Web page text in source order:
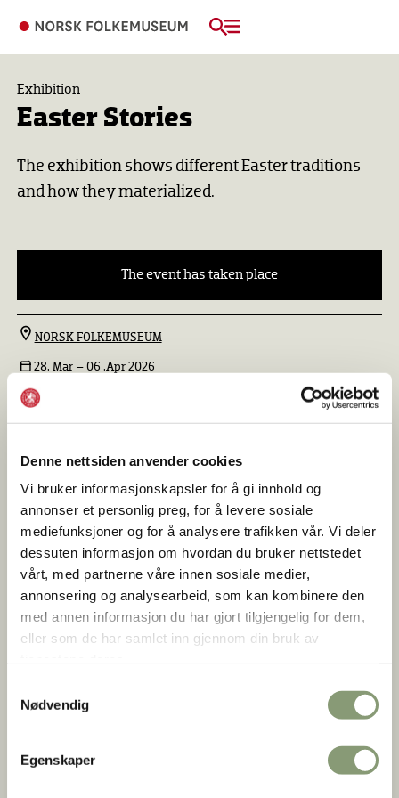
Denne nettsiden anvender cookies
Vi bruker informasjonskapsler for å gi innhold og
annonser et personlig preg, for å levere sosiale
mediefunksjoner og for å analysere trafikken vår. Vi deler
dessuten informasjon om hvordan du bruker nettstedet
vårt, med partnerne våre innen sosiale medier,
annonsering og analysearbeid, som kan kombinere den
med annen informasjon du har gjort tilgjengelig for dem,
eller som de har samlet inn gjennom din bruk av
Nødvendig
Egenskaper
Exhibition
Easter Stories
The exhibition shows different Easter traditions
and how they materialized.
The event has taken place
NORSK FOLKEMUSEUM
28. Mar – 06 .Apr 2026
Folkemuseums påskeutstilling.